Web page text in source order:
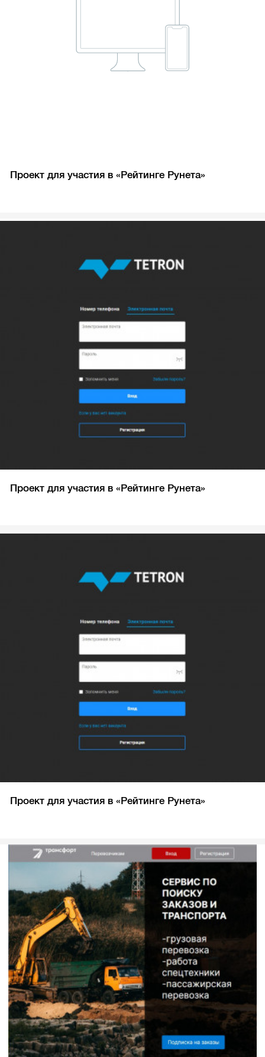
Проект для участия в «Рейтинге Рунета»
Проект для участия в «Рейтинге Рунета»
Проект для участия в «Рейтинге Рунета»